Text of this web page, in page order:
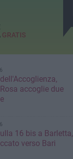
GRATIS
accoglie due
16 bis a Barletta,
verso Bari